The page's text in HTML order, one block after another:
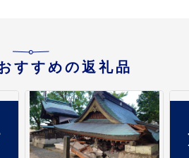
すすめの返礼品